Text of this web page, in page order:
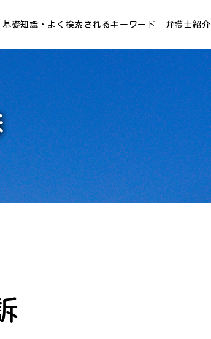
基礎知識・よく検索されるキーワード 弁護士紹介